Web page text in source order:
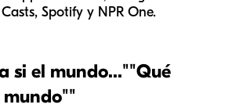
Spotify y NPR One.
si el mundo...""Qué
"